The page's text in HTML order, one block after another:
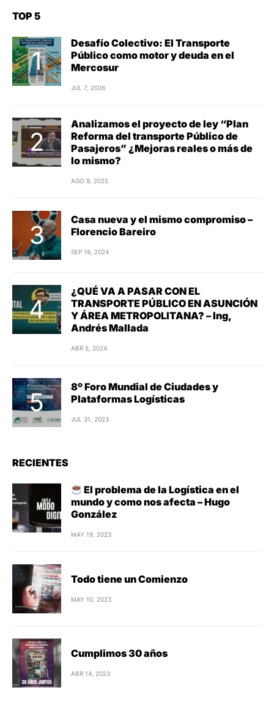
TOP 5
Desafío Colectivo: El Transporte
Público como motor y deuda en el
Mercosur
JUL 7, 2026
Analizamos el proyecto de ley “Plan
Reforma del transporte Público de
Pasajeros” ¿Mejoras reales o más de
lo mismo?
AGO 9, 2025
Casa nueva y el mismo compromiso –
Florencio Bareiro
SEP 19, 2024
¿QUÉ VA A PASAR CON EL
TRANSPORTE PÚBLICO EN ASUNCIÓN
Y ÁREA METROPOLITANA? – Ing,
Andrés Mallada
ABR 5, 2024
8º Foro Mundial de Ciudades y
Plataformas Logísticas
JUL 31, 2023
RECIENTES
El problema de la Logística en el
mundo y como nos afecta – Hugo
González
MAY 19, 2023
Todo tiene un Comienzo
MAY 10, 2023
Cumplimos 30 años
ABR 14, 2023